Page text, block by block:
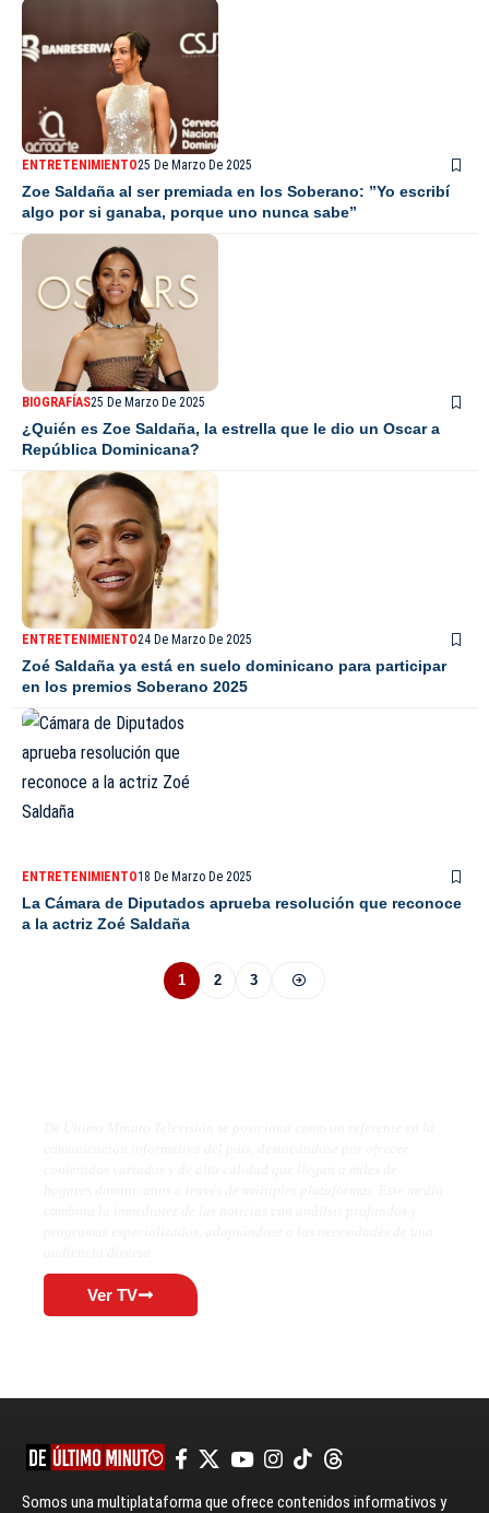
ENTRETENIMIENTO25 De Marzo De 2025
Zoe Saldaña al ser premiada en los Soberano: ”Yo escribí
algo por si ganaba, porque uno nunca sabe”
BIOGRAFÍAS25 De Marzo De 2025
¿Quién es Zoe Saldaña, la estrella que le dio un Oscar a
República Dominicana?
ENTRETENIMIENTO24 De Marzo De 2025
Zoé Saldaña ya está en suelo dominicano para participar
en los premios Soberano 2025
ENTRETENIMIENTO18 De Marzo De 2025
La Cámara de Diputados aprueba resolución que reconoce
a la actriz Zoé Saldaña
1 2 3
Ver TV
Somos una multiplataforma que ofrece contenidos informativos y